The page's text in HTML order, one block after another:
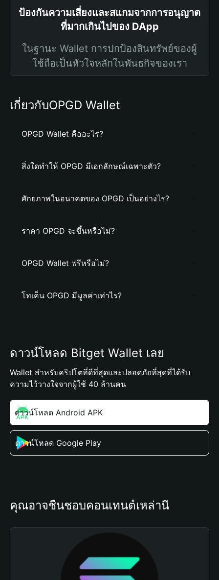
ป้องกันความเสี่ยงและสแกมจากการอนุญาต
ที่มากเกินไปของ DApp
ในฐานะ Wallet การปกป้องสินทรัพย์ของผู้
ใช้ถือเป็นหัวใจหลักในพันธกิจของเรา
เกี่ยวกับOPGD Wallet
OPGD Wallet คืออะไร?
สิ่งใดทำให้ OPGD มีเอกลักษณ์เฉพาะตัว?
ศักยภาพในอนาคตของ OPGD เป็นอย่างไร?
ราคา OPGD จะขึ้นหรือไม่?
OPGD Wallet ฟรีหรือไม่?
โทเค็น OPGD มีมูลค่าเท่าไร?
ดาวน์โหลด Bitget Wallet เลย
Wallet สำหรับคริปโตที่ดีที่สุดและปลอดภัยที่สุดที่ได้รับ
ความไว้วางใจจากผู้ใช้ 40 ล้านคน
ดาวน์โหลด Android APK
ดาวน์โหลด Google Play
คุณอาจชื่นชอบคอนเทนต์เหล่านี้